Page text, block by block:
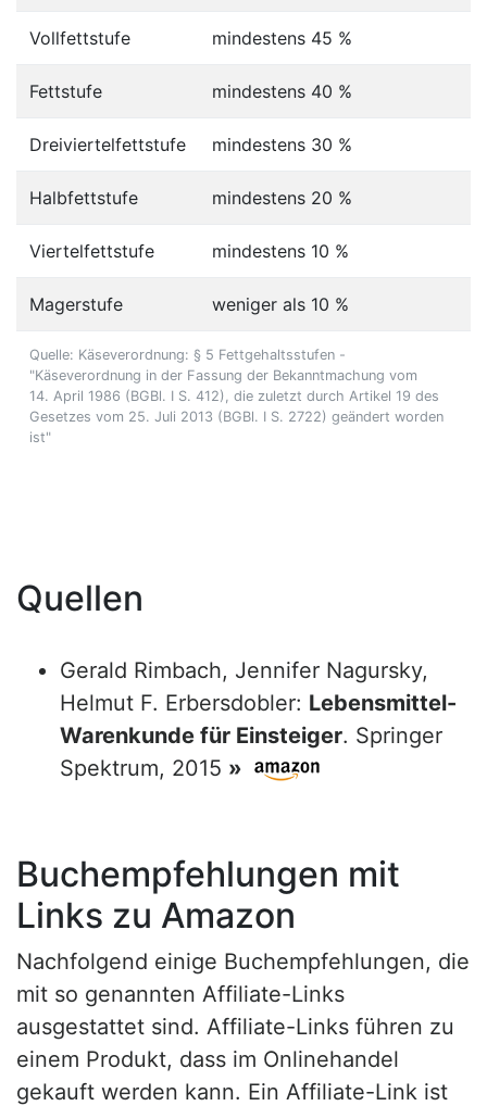
Vollfettstufe mindestens 45 %
Fettstufe mindestens 40 %
Dreiviertelfettstufe mindestens 30 %
Halbfettstufe mindestens 20 %
Viertelfettstufe mindestens 10 %
Magerstufe weniger als 10 %
Quelle: Käseverordnung: § 5 Fettgehaltsstufen -
"Käseverordnung in der Fassung der Bekanntmachung vom
14. April 1986 (BGBl. I S. 412), die zuletzt durch Artikel 19 des
Gesetzes vom 25. Juli 2013 (BGBl. I S. 2722) geändert worden
ist"
Quellen
Gerald Rimbach, Jennifer Nagursky,
Helmut F. Erbersdobler: Lebensmittel-
Warenkunde für Einsteiger. Springer
Spektrum, 2015 »
Buchempfehlungen mit
Links zu Amazon
Nachfolgend einige Buchempfehlungen, die
mit so genannten Affiliate-Links
ausgestattet sind. Affiliate-Links führen zu
einem Produkt, dass im Onlinehandel
gekauft werden kann. Ein Affiliate-Link ist